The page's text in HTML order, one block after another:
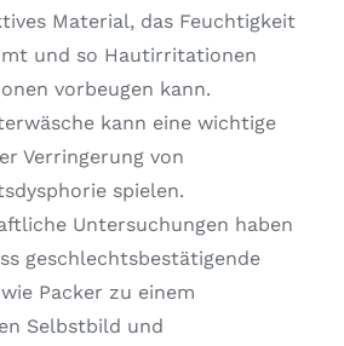
Material, das Feuchtigkeit
und so Hautirritationen
vorbeugen kann.
kann eine wichtige
Verringerung von
spielen.
Untersuchungen haben
geschlechtsbestätigende
Packer zu einem
Selbstbild und